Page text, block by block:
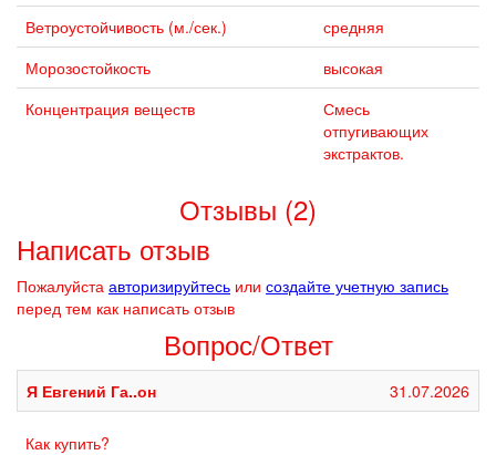
Ветроустойчивость (м./сек.)
средняя
Морозостойкость
высокая
Концентрация веществ
Смесь
отпугивающих
экстрактов.
Отзывы (2)
Написать отзыв
Пожалуйста авторизируйтесь или создайте учетную запись
перед тем как написать отзыв
Вопрос/Ответ
Я Евгений Га..он 31.07.2026
Как купить?